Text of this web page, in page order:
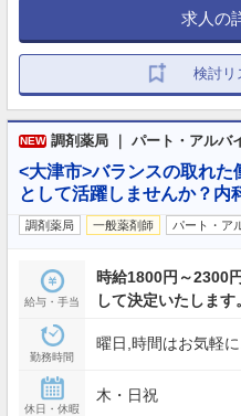
求人の
検討リ
NEW 調剤薬局 ｜ パート・アルバ
<大津市>バランスの取れ
として活躍しませんか？内
調剤薬局 一般薬剤師 パート・ア
給与・手当
時給1800円～2300
して決定いたします
勤務時間
曜日,時間はお気軽
休日・休暇
木・日祝